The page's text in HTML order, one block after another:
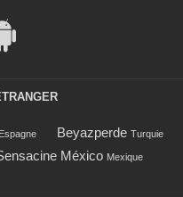
Espagne Beyazperde Turquie
México Mexique